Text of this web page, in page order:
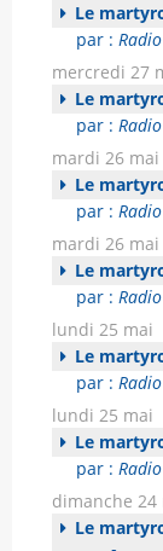
Le
par :
mercredi 27
Le
par :
mardi 26 mai
Le
par :
mardi 26 mai
Le
par :
lundi 25 mai
Le
par :
lundi 25 mai
Le
par :
dimanche 24
Le